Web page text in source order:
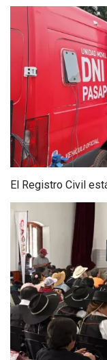
El Registro Civil